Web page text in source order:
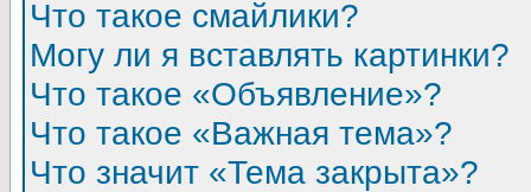
Что такое смайлики?
Могу ли я вставлять картинки?
Что такое «Объявление»?
Что такое «Важная тема»?
Что значит «Тема закрыта»?